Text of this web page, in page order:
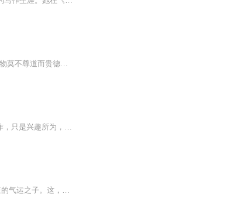
道教以“道”为最高信仰。“道”无形无象,而又生育天地万物。“道”在人和万物中的显现就是“德”。故万物莫不尊道而贵德。道散则为气，聚则为神。神仙既是道的化身，又是得道的楷模。神仙以济世度人为宗旨。故道教徒既信道德，又拜神仙。
专辑简介： 本文为和成电子书，意在帮助更多听众欣赏到更好的作品，是本主播利用个人时间制作，只是兴趣所为，如喜欢请多关注以及订阅本书，如不喜欢也请不要诋毁。 如作者认为涉及到侵权问题，请联系我，我会直接下架该书，谢谢各位的支持
【内容简介】鸿蒙有道，神与道同，这是神道的纪元，诸天万道为神道独尊，唯有神明方才是真正的气运之子。这，是一个来自末法时代的修行者上下求索，欲证永恒的故事。【作者/主播简介】作者：酆读，网络小说作家。主播：视纪印象丶枫林渡【购买须知】1、本...